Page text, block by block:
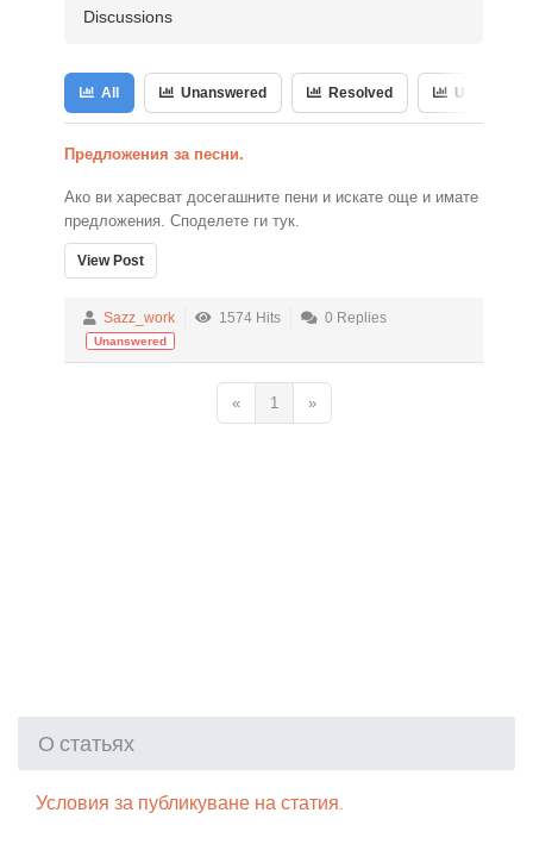
Discussions
All Unanswered Resolved Unresolved
Предложения за песни.
Ако ви харесват досегашните пени и искате още и имате
предложения. Споделете ги тук.
View Post
Sazz_work 1574 Hits 0 Replies
Unanswered
« 1 »
О статьях
Условия за публикуване на статия.